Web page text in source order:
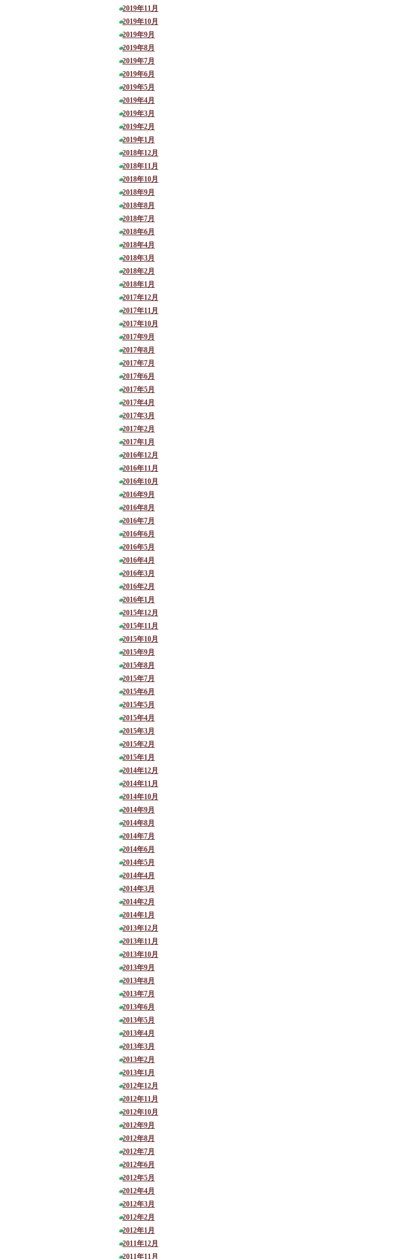
2019年11月
2019年10月
2019年9月
2019年8月
2019年7月
2019年6月
2019年5月
2019年4月
2019年3月
2019年2月
2019年1月
2018年12月
2018年11月
2018年10月
2018年9月
2018年8月
2018年7月
2018年6月
2018年4月
2018年3月
2018年2月
2018年1月
2017年12月
2017年11月
2017年10月
2017年9月
2017年8月
2017年7月
2017年6月
2017年5月
2017年4月
2017年3月
2017年2月
2017年1月
2016年12月
2016年11月
2016年10月
2016年9月
2016年8月
2016年7月
2016年6月
2016年5月
2016年4月
2016年3月
2016年2月
2016年1月
2015年12月
2015年11月
2015年10月
2015年9月
2015年8月
2015年7月
2015年6月
2015年5月
2015年4月
2015年3月
2015年2月
2015年1月
2014年12月
2014年11月
2014年10月
2014年9月
2014年8月
2014年7月
2014年6月
2014年5月
2014年4月
2014年3月
2014年2月
2014年1月
2013年12月
2013年11月
2013年10月
2013年9月
2013年8月
2013年7月
2013年6月
2013年5月
2013年4月
2013年3月
2013年2月
2013年1月
2012年12月
2012年11月
2012年10月
2012年9月
2012年8月
2012年7月
2012年6月
2012年5月
2012年4月
2012年3月
2012年2月
2012年1月
2011年12月
2011年11月